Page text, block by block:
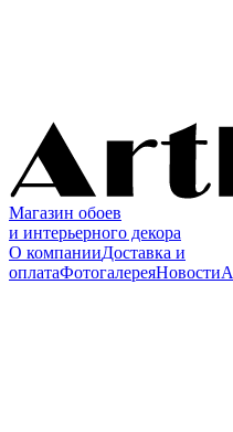
Магазин обоев
и интерьерного декора
О компанииДоставка и
оплатаФотогалереяНовости